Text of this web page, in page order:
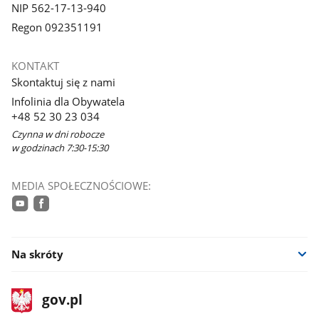
NIP 562-17-13-940
Regon 092351191
KONTAKT
Skontaktuj się z nami
Infolinia dla Obywatela
+48 52 30 23 034
Czynna w dni robocze
w godzinach 7:30-15:30
MEDIA SPOŁECZNOŚCIOWE:
Na skróty
stopka
gov.plStrona
gov.pl